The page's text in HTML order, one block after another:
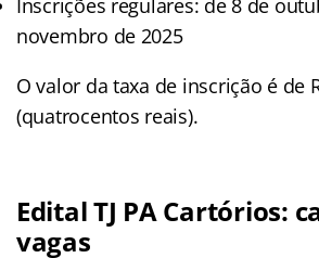
novembro de 2025
O valor da taxa de inscrição é de
(quatrocentos reais).
Edital TJ PA Cartórios:
vagas